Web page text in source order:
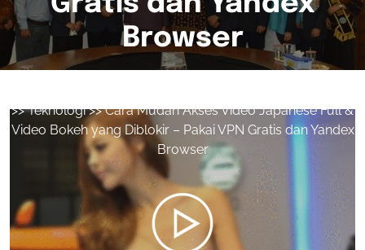
Browser
>>Teknologi>> Cara Mudah Akses Video Japanese Full &
Video Bokeh yang Diblokir – Pakai VPN Gratis dan Yandex
Browser